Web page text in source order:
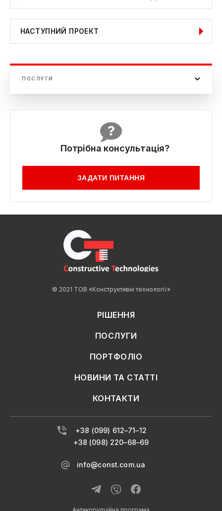
ПОСЛУГИ
Потрібна консультація?
ЗАДАТИ ПИТАННЯ
НАСТУПНИЙ ПРОЕКТ
© 2021 ТОВ «Конструктивні технології»
РІШЕННЯ
ПОСЛУГИ
ПОРТФОЛІО
НОВИНИ ТА СТАТТІ
КОНТАКТИ
+38 (099) 612–71–12
+38 (098) 220–68–69
info@const.com.ua
Надіслати повідомлення